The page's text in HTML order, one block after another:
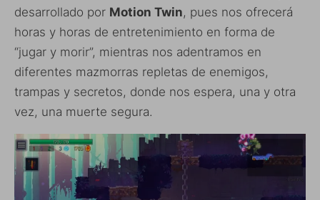
desarrollado por Motion Twin, pues nos ofrecerá
horas y horas de entretenimiento en forma de
“jugar y morir”, mientras nos adentramos en
diferentes mazmorras repletas de enemigos,
trampas y secretos, donde nos espera, una y otra
vez, una muerte segura.